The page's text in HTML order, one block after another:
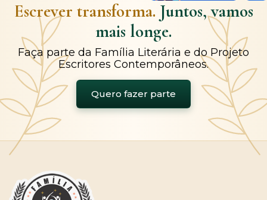
Escrever transforma. Juntos, vamos
mais longe.
Faça parte da Família Literária e do Projeto
Escritores Contemporâneos.
Quero fazer parte